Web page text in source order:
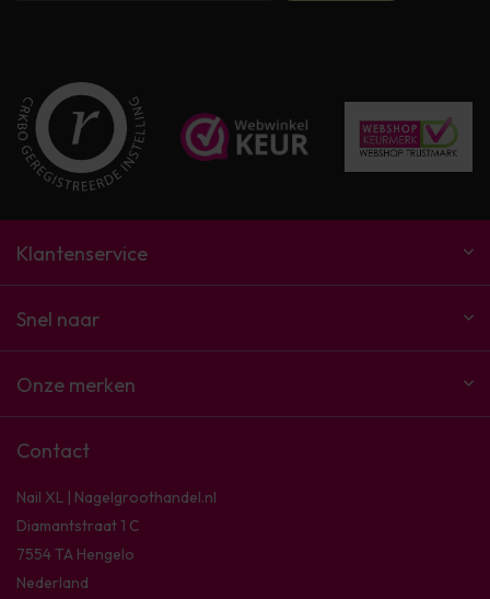
Klantenservice
Snel naar
Onze merken
Contact
Nail XL | Nagelgroothandel.nl
Diamantstraat 1 C
7554 TA Hengelo
Nederland